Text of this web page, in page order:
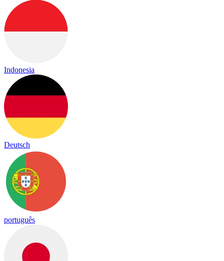
Indonesia
Deutsch
português